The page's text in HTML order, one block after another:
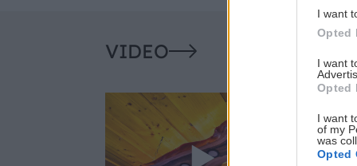
I want
Opted
I want
Opted
I want
of my
was
Opted
VIDEO